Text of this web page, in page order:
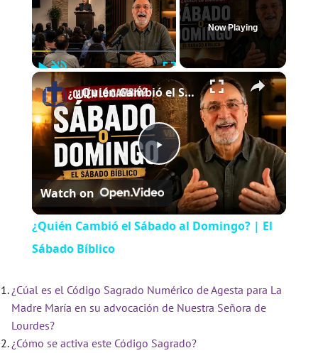
PlayUnmute Fullscreen
Now Playing
×
P
y
¿Quién Cambió el Sábado al Domingo? | El Sábado Bíblico
Watch on
¿Quién Cambió el Sábado al Domingo? | El
Sábado Bíblico
¿Cúal es el Código Sagrado Numérico de Agesta para La
Madre María en su advocación de Nuestra Señora de
Lourdes?
¿Cómo se activa este Código Sagrado?